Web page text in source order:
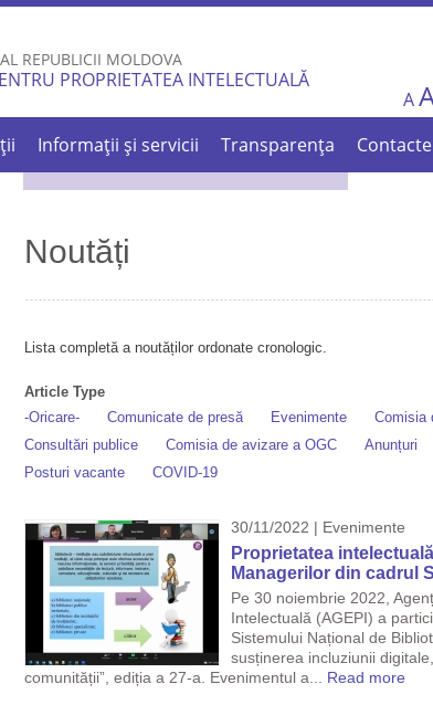
Skip to
content
REPUBLICII MOLDOVA
PROPRIETATEA INTELECTUALĂ
A
Informații și servicii Transparența Contacte
Noutăți
Lista completă a noutăților ordonate cronologic.
Article Type
-Oricare-
Comunicate de presă Evenimente
Comisia
Consultări publice
Comisia de avizare a OGC
Anunțuri
Posturi vacante
COVID-19
30/11/2022 | Evenimente
Proprietatea
Managerilor din cadrul
Pe 30 noiembrie 2022,
Intelectuală (AGEPI) a
Sistemului Național de
susținerea incluziunii
comunității”, ediția a 27-a. Evenimentul a... Read more